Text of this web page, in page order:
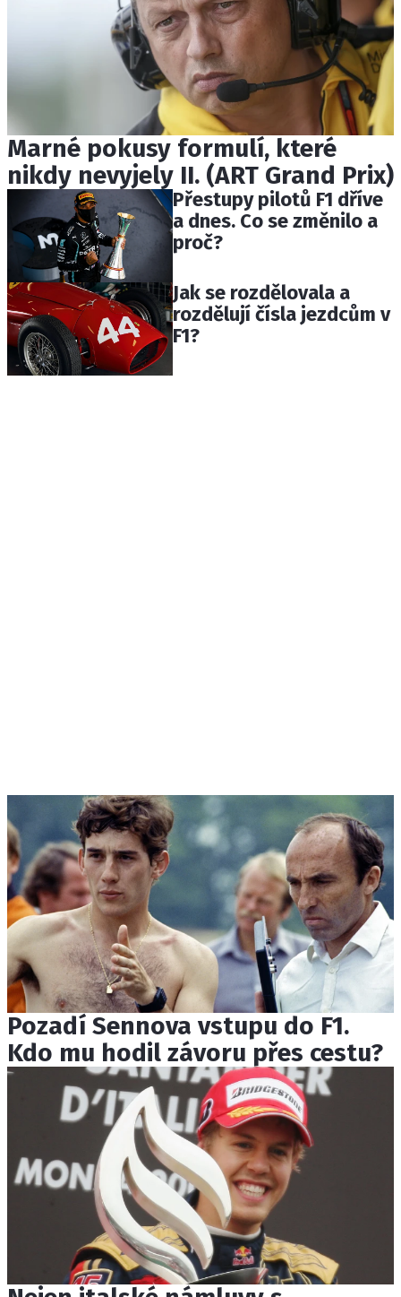
Marné pokusy formulí, které
nikdy nevyjely II. (ART Grand Prix)
Přestupy pilotů F1 dříve
a dnes. Co se změnilo a
proč?
Jak se rozdělovala a
rozdělují čísla jezdcům v
F1?
Pozadí Sennova vstupu do F1.
Kdo mu hodil závoru přes cestu?